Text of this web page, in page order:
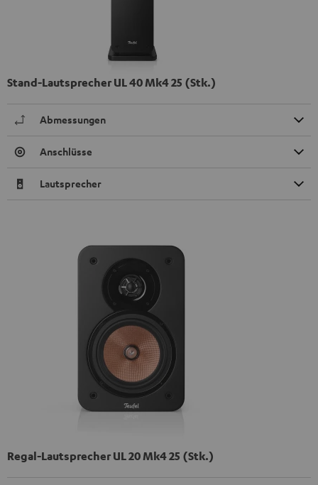
Stand-Lautsprecher UL 40 Mk4 25 (Stk.)
Abmessungen
Anschlüsse
Lautsprecher
Regal-Lautsprecher UL 20 Mk4 25 (Stk.)